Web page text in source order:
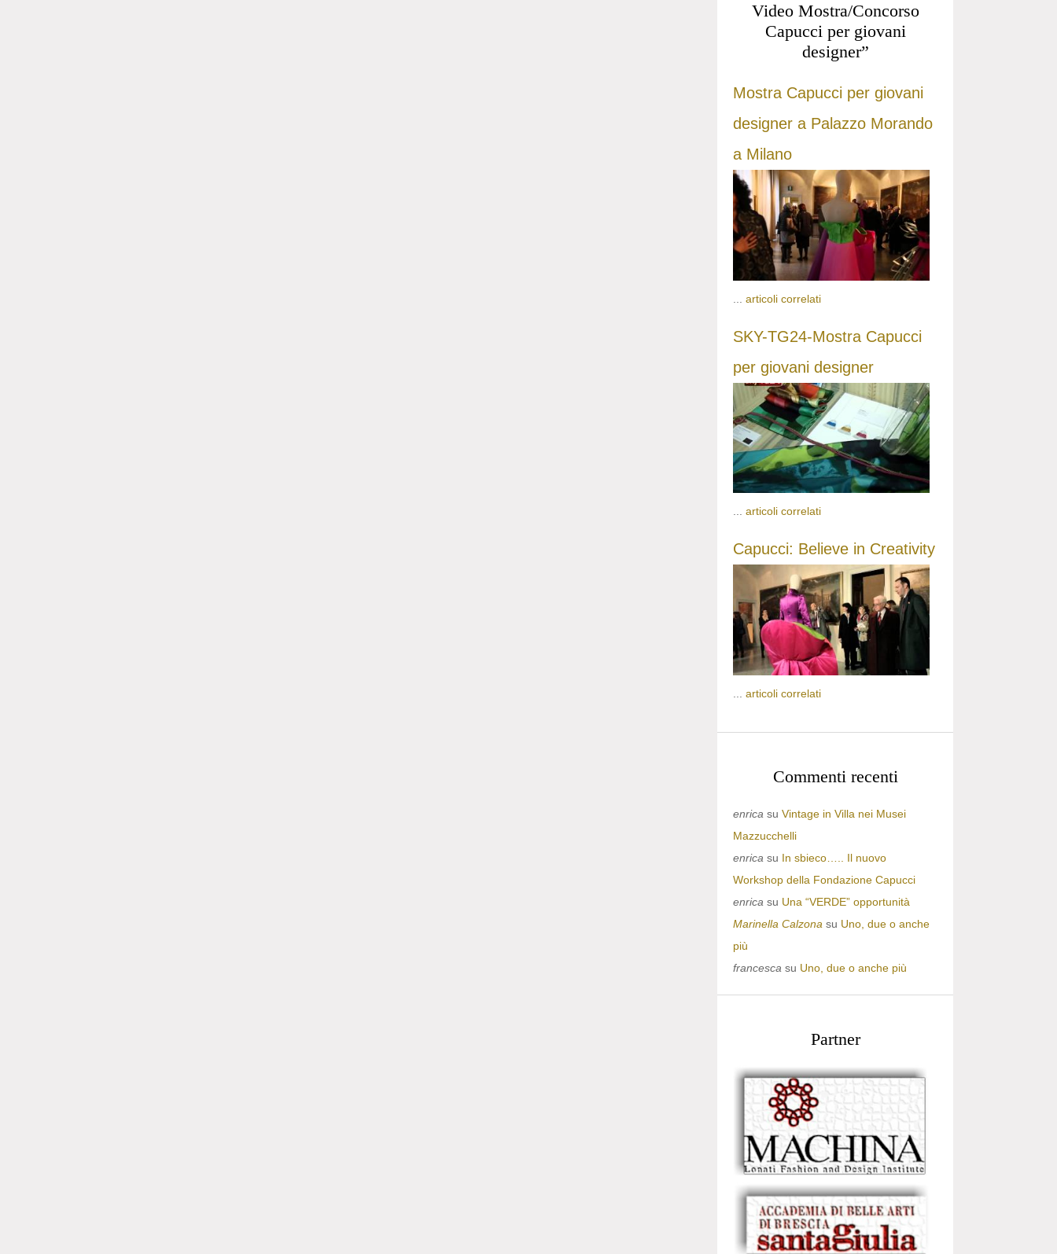
Video Mostra/Concorso
Capucci per giovani
designer”
Mostra Capucci per giovani
designer a Palazzo Morando
a Milano
articoli correlati
SKY-TG24-Mostra Capucci
per giovani designer
... articoli correlati
Capucci: Believe in Creativity
articoli correlati
Commenti recenti
enrica su Vintage in Villa nei Musei
Mazzucchelli
enrica su In sbieco….. Il nuovo
Workshop della Fondazione Capucci
enrica su Una “VERDE” opportunità
Marinella Calzona su Uno, due o anche
più
francesca su Uno, due o anche più
Partner